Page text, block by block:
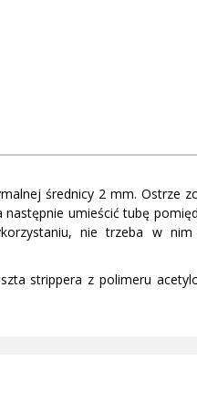
średnicy 2 mm. Ostrze
umieścić tubę
nie trzeba w
strippera z polimeru